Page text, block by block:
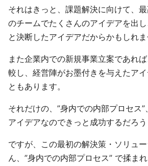
それはきっと、課題解決に向けて、
のチームでたくさんのアイデアを出
と決断したアイデアだからかもしれま
また企業内での新規事業立案であれ
較し、経営陣がお墨付きを与えたア
ともあります。
それだけの、”身内での内部プロセス
アイデアなのできっと成功するだろう
ですが、この最初の解決策・ソリュ
ん、”身内での内部プロセス” で揉まれ